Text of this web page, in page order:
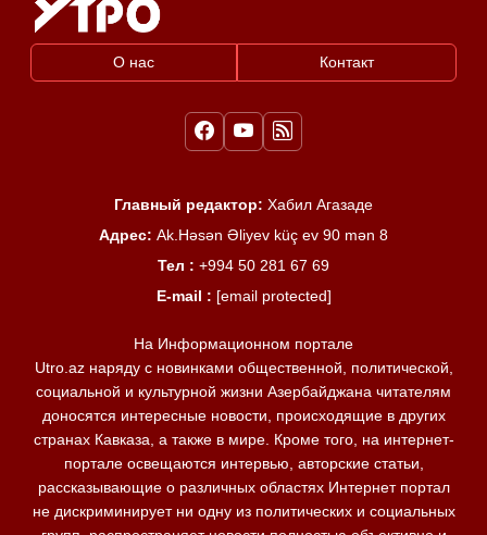
О нас Контакт
Главный редактор: Хабил Агазаде
Адрес: Ak.Həsən Əliyev küç ev 90 mən 8
Тел : +994 50 281 67 69
E-mail : [email protected]
На Информационном портале
Utro.az наряду с новинками общественной, политической,
социальной и культурной жизни Азербайджана читателям
доносятся интересные новости, происходящие в других
странах Кавказа, а также в мире. Кроме того, на интернет-
портале освещаются интервью, авторские статьи,
рассказывающие о различных областях Интернет портал
не дискриминирует ни одну из политических и социальных